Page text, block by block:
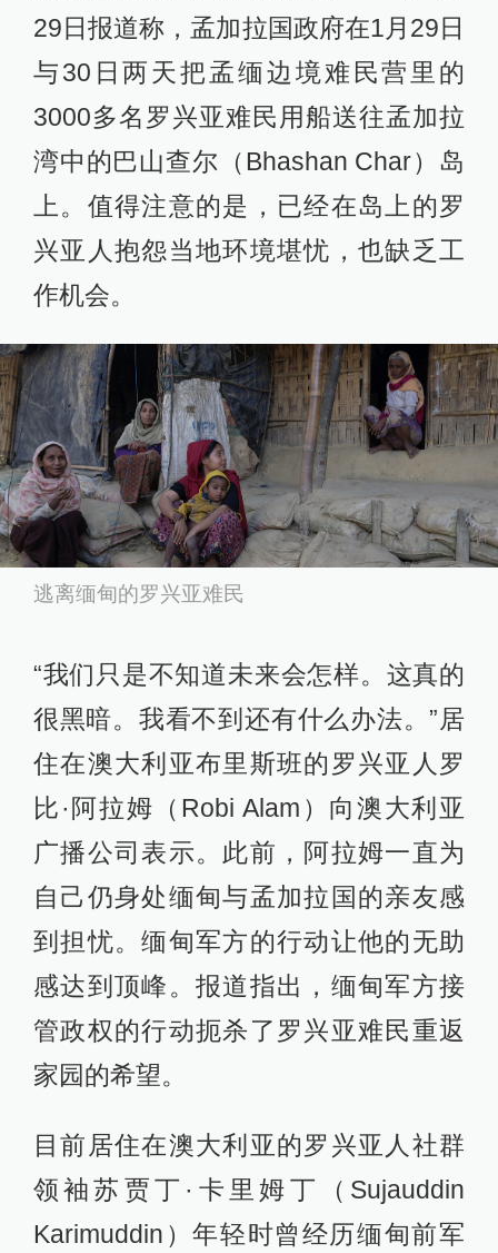
29日报道称，孟加拉国政府在1月29日
与30日两天把孟缅边境难民营里的
3000多名罗兴亚难民用船送往孟加拉
湾中的巴山查尔（Bhashan Char）岛
上。值得注意的是，已经在岛上的罗
兴亚人抱怨当地环境堪忧，也缺乏工
作机会。
逃离缅甸的罗兴亚难民
“我们只是不知道未来会怎样。这真的
很黑暗。我看不到还有什么办法。”居
住在澳大利亚布里斯班的罗兴亚人罗
比·阿拉姆（Robi Alam）向澳大利亚
广播公司表示。此前，阿拉姆一直为
自己仍身处缅甸与孟加拉国的亲友感
到担忧。缅甸军方的行动让他的无助
感达到顶峰。报道指出，缅甸军方接
管政权的行动扼杀了罗兴亚难民重返
家园的希望。
目前居住在澳大利亚的罗兴亚人社群
领袖苏贾丁·卡里姆丁（Sujauddin
Karimuddin）年轻时曾经历缅甸前军